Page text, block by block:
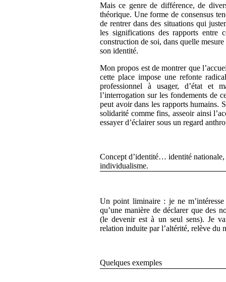
Mais ce genre de différence, de
théorique. Une forme de consensus
de rentrer dans des situations qui
les significations des rapports
construction de soi, dans quelle
son identité.
Mon propos est de montrer que
cette place impose une refonte
professionnel à usager, d’état et
l’interrogation sur les fondements de
peut avoir dans les rapports humains.
solidarité comme fins, asseoir ainsi
essayer d’éclairer sous un regard
Concept d’identité… identité
individualisme.
Un point liminaire : je ne
qu’une manière de déclarer que des
(le devenir est à un seul sens). Je
relation induite par l’altérité, relève du
Quelques exemples